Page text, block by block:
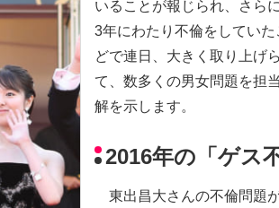
いることが報じられ、さら
3年にわたり不倫をしてい
どで連日、大きく取り上げ
て、数多くの男女問題を担
解を示します。
2016年の「ゲス
東出昌大さんの不倫問題